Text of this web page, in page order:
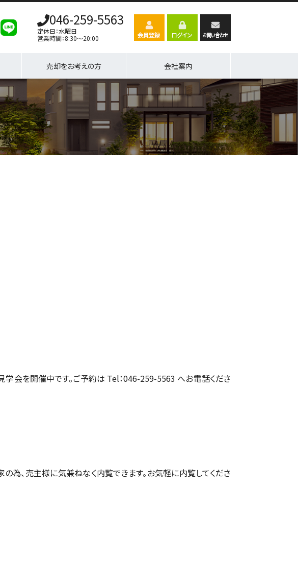
046-259-5563
定休日：水曜日
営業時間：8:30～20:00
売却をお考えの方 会社案内
学会を開催中です。ご予約は Tel：046-259-5563 へお電話くださ
の為、売主様に気兼ねなく内覧できます。お気軽に内覧してくださ